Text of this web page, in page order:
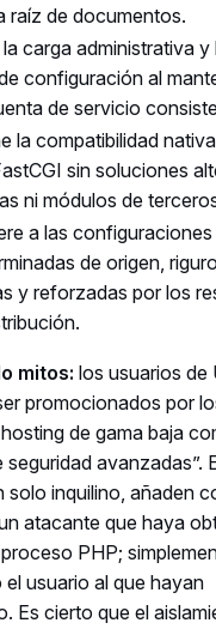
raíz de documentos.
carga administrativa y
configuración al
de servicio
la compatibilidad
sin soluciones
ni módulos de
a las configuraciones
de origen,
y reforzadas por los
mitos: los usuarios de
promocionados por
de gama baja
seguridad avanzadas”.
solo inquilino, añaden
atacante que haya
PHP;
usuario al que hayan
Es cierto que el